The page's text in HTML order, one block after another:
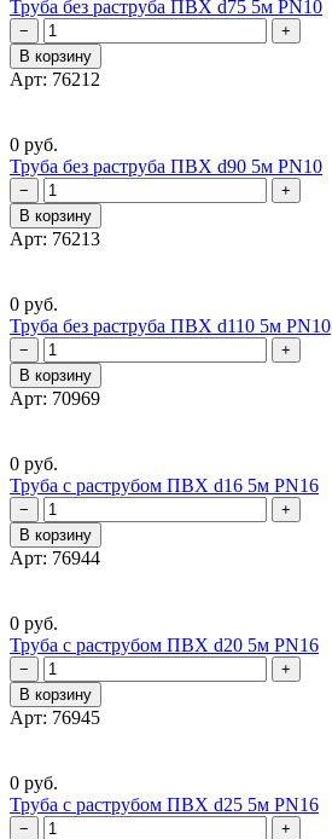
Труба без раструба ПВХ d75 5м PN10
−
+
В корзину
Арт: 76212
0 руб.
Труба без раструба ПВХ d90 5м PN10
−
+
В корзину
Арт: 76213
0 руб.
Труба без раструба ПВХ d110 5м PN10
−
+
В корзину
Арт: 70969
0 руб.
Труба с раструбом ПВХ d16 5м PN16
−
+
В корзину
Арт: 76944
0 руб.
Труба с раструбом ПВХ d20 5м PN16
−
+
В корзину
Арт: 76945
0 руб.
Труба с раструбом ПВХ d25 5м PN16
−
+